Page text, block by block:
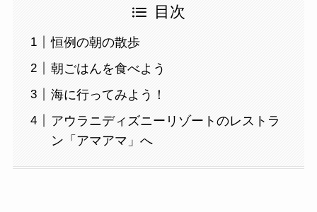
目次
恒例の朝の散歩
朝ごはんを食べよう
海に行ってみよう！
アウラニディズニーリゾートのレストラ
ン「アマアマ」へ